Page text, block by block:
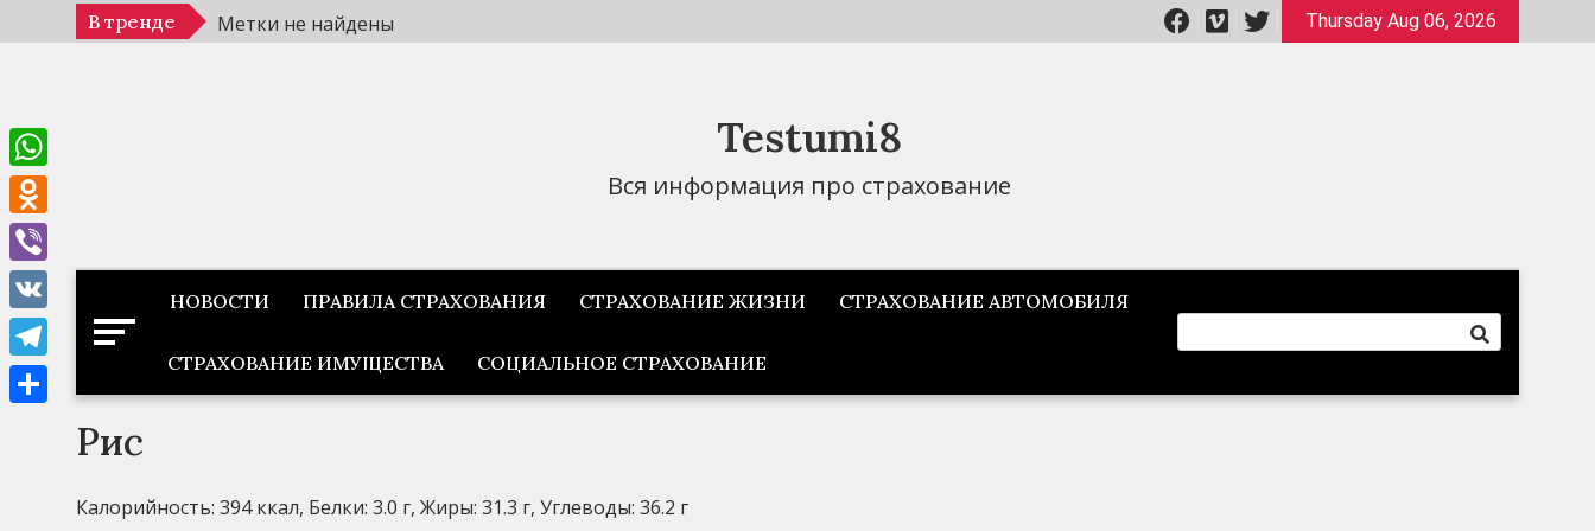
к
В тренде Метки не найдены Thursday Aug 06, 2026
Testumi8
Вся информация про страхование
НОВОСТИ ПРАВИЛА СТРАХОВАНИЯ СТРАХОВАНИЕ ЖИЗНИ СТРАХОВАНИЕ АВТОМОБИЛЯ
СТРАХОВАНИЕ ИМУЩЕСТВА СОЦИАЛЬНОЕ СТРАХОВАНИЕ
Рис
Калорийность: 394 ккал, Белки: 3.0 г, Жиры: 31.3 г, Углеводы: 36.2 г
WhatsApp
Odnoklassniki
Viber
VK
Telegram
Отправить